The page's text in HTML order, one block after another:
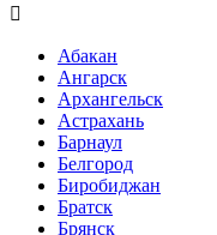

Абакан
Ангарск
Архангельск
Астрахань
Барнаул
Белгород
Биробиджан
Братск
Брянск